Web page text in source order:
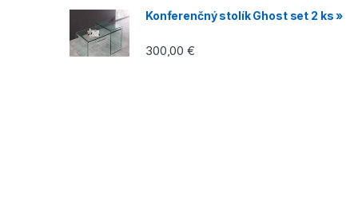
Konferenčný stolík Ghost set 2 ks »
300,00€